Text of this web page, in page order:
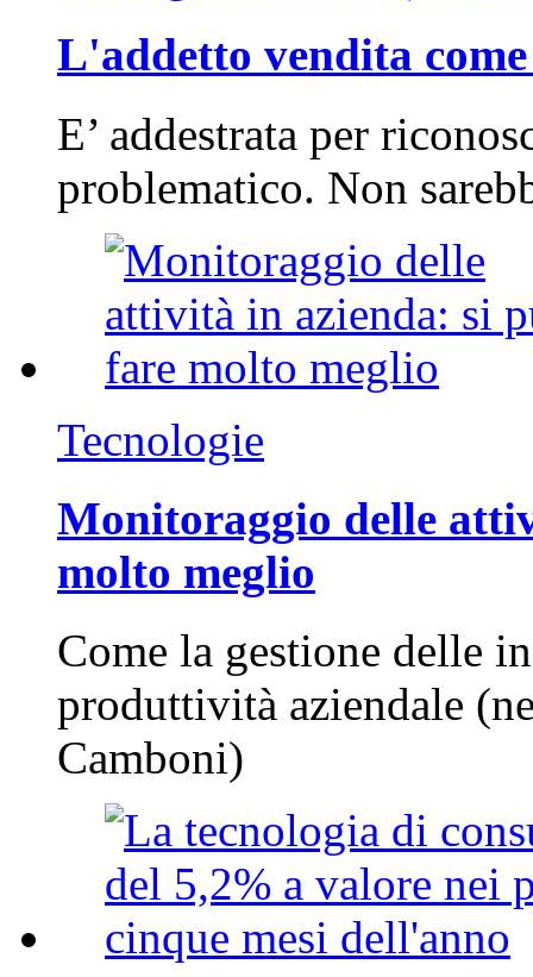
L'addetto vendita
E’ addestrata per
problematico. Non
Tecnologie
Monitoraggio delle
molto meglio
Come la gestione delle
produttività aziendale
Camboni)